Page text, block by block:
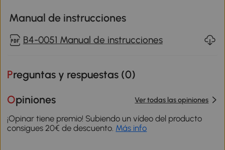
Manual de instrucciones
B4-0051 Manual de instrucciones
Preguntas y respuestas (0)
Opiniones Ver todas las opiniones
¡Opinar tiene premio! Subiendo un vídeo del producto
consigues 20€ de descuento. Más info